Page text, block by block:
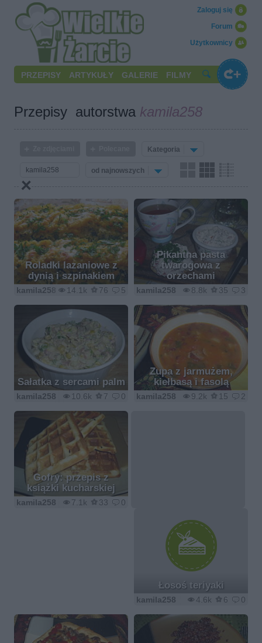
Użytkownicy
Forum
Zaloguj się
PRZEPISY ARTYKUŁY GALERIE FILMY
Przepisy autorstwa kamila258
Kategoria
od najnowszych
Roladki lazaniowe z
dynią i szpinakiem
14.1k 76 5
kamila258
Pikantna pasta
twarogowa z
orzechami
8.8k 35 3
kamila258
Sałatka z sercami palm
10.6k 7 0
kamila258
Zupa z jarmużem,
kiełbasą i fasolą
9.2k 15 2
kamila258
Gofry: przepis z
książki kucharskiej
7.1k 33 0
kamila258
Łosoś teriyaki
4.6k 6 0
kamila258